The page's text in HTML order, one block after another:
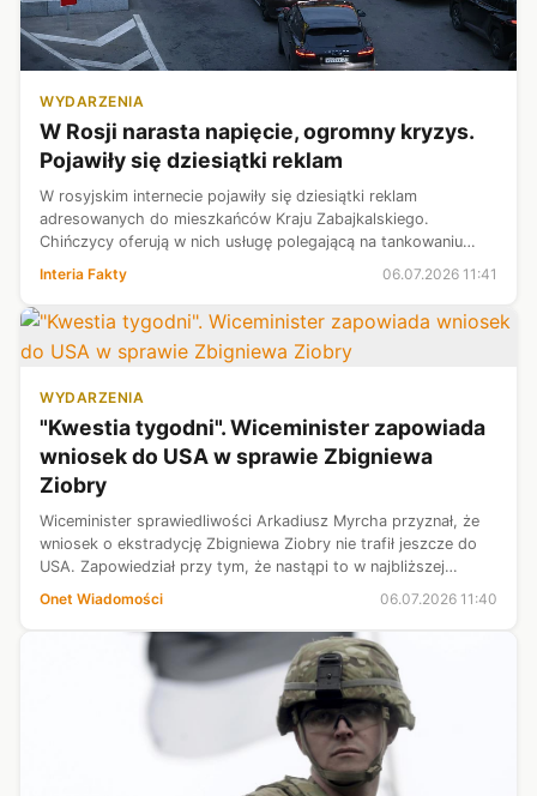
WYDARZENIA
W Rosji narasta napięcie, ogromny kryzys.
Pojawiły się dziesiątki reklam
W rosyjskim internecie pojawiły się dziesiątki reklam
adresowanych do mieszkańców Kraju Zabajkalskiego.
Chińczycy oferują w nich usługę polegającą na tankowaniu
samochodu za chińską granicą. Region ten, podobnie jak
większość kraju, zmaga się z ogrom...
Interia Fakty 06.07.2026 11:41
WYDARZENIA
"Kwestia tygodni". Wiceminister zapowiada
wniosek do USA w sprawie Zbigniewa
Ziobry
Wiceminister sprawiedliwości Arkadiusz Myrcha przyznał, że
wniosek o ekstradycję Zbigniewa Ziobry nie trafił jeszcze do
USA. Zapowiedział przy tym, że nastąpi to w najbliższej
przyszłości. Zwrócił również uwagę, że sytuacja byłego
Onet Wiadomości 06.07.2026 11:40